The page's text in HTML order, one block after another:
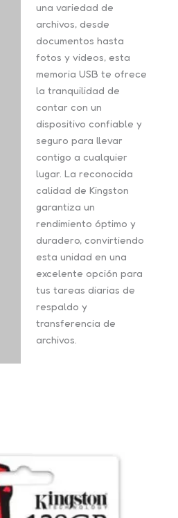
una variedad de
archivos, desde
documentos hasta
fotos y videos, esta
memoria USB te ofrece
la tranquilidad de
contar con un
dispositivo confiable y
seguro para llevar
contigo a cualquier
lugar. La reconocida
calidad de Kingston
garantiza un
rendimiento óptimo y
duradero, convirtiendo
esta unidad en una
excelente opción para
tus tareas diarias de
respaldo y
transferencia de
archivos.